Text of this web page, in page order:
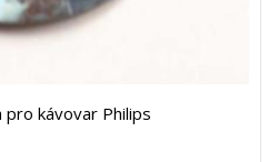
pro kávovar Philips